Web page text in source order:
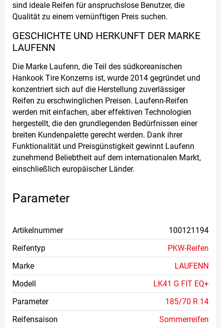
sind ideale Reifen für anspruchslose Benutzer, die
Qualität zu einem vernünftigen Preis suchen.
GESCHICHTE UND HERKUNFT DER MARKE
LAUFENN
Die Marke Laufenn, die Teil des südkoreanischen
Hankook Tire Konzerns ist, wurde 2014 gegründet und
konzentriert sich auf die Herstellung zuverlässiger
Reifen zu erschwinglichen Preisen. Laufenn-Reifen
werden mit einfachen, aber effektiven Technologien
hergestellt, die den grundlegenden Bedürfnissen einer
breiten Kundenpalette gerecht werden. Dank ihrer
Funktionalität und Preisgünstigkeit gewinnt Laufenn
zunehmend Beliebtheit auf dem internationalen Markt,
einschließlich europäischer Länder.
Parameter
Artikelnummer
100121194
Reifentyp
PKW-Reifen
Marke
LAUFENN
Modell
LK41 G FIT EQ+
Parameter
185/70 R 14
Reifensaison
Sommerreifen